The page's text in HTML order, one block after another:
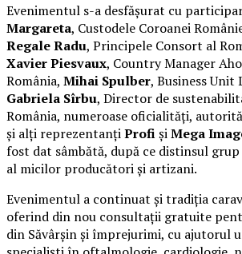
Evenimentul s-a desfășurat cu
Margareta, Custodele Coroanei
Regale Radu, Principele Consort al
Xavier Piesvaux, Country Manager
România, Mihai Spulber, Business Unit
Gabriela Sîrbu, Director de
România, numeroase oficialități,
și alți reprezentanțiProfișiMega
fost dat sâmbătă, după ce distinsul
al micilor producători și artizani.
Evenimentul a continuat și tradiția
oferind din nou consultații gratuite
din Săvârșin și împrejurimi, cu ajutorul